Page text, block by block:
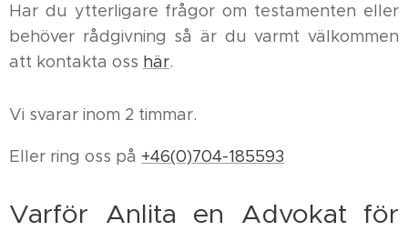
Har du ytterligare frågor om testamenten eller
behöver rådgivning så är du varmt välkommen
att kontakta oss här.
Vi svarar inom 2 timmar.
Eller ring oss på +46(0)704-185593
Varför Anlita en Advokat för